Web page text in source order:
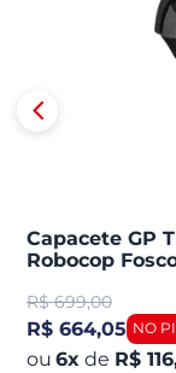
Capacete GP
Robocop
R$ 699,00
R$ 664,05
6x de R$